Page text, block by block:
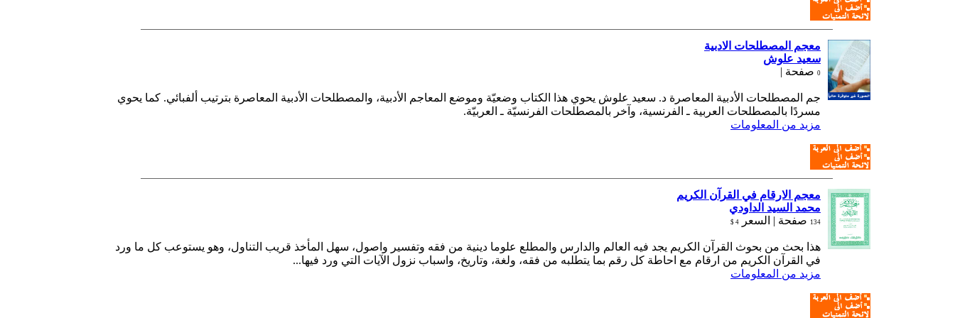
معجم المصطلحات الادبية
سعيد علوش
0 صفحة |
جم المصطلحات الأدبية المعاصرة د. سعيد علوش يحوي هذا الكتاب وضعيّة وموضع المعاجم الأدبية، والمصطلحات الأدبية المعاصرة بترتيب ألفبائي. كما يحوي
مسردًا بالمصطلحات العربية ـ الفرنسية، وآخر بالمصطلحات الفرنسيّة ـ العربيّة.
مزيد من المعلومات
معجم الارقام في القرآن الكريم
محمد السيد الداودي
134 صفحة | السعر 4 $
هذا بحث من بحوث القرآن الكريم يجد فيه العالم والدارس والمطلع علوما دينية من فقه وتفسير واصول، سهل المأخذ قريب التناول، وهو يستوعب كل ما ورد
في القرآن الكريم من ارقام مع احاطة كل رقم بما يتطلبه من فقه، ولغة، وتاريخ، واسباب نزول الآيات التي ورد فيها...
مزيد من المعلومات